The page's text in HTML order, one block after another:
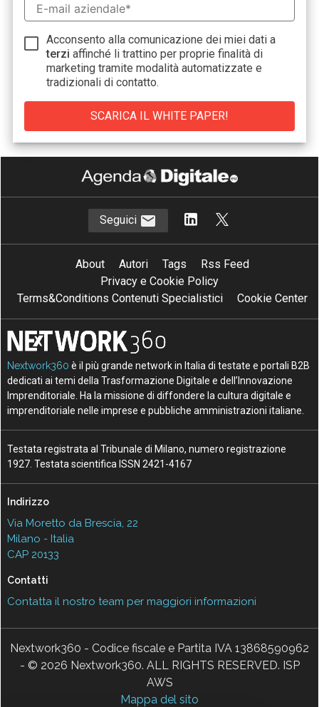
Acconsento alla comunicazione dei miei dati a
terzi affinché li trattino per proprie finalità di
marketing tramite modalità automatizzate e
tradizionali di contatto.
Seguici
About Autori Tags
Rss Feed
Privacy e Cookie Policy
Terms&Conditions Contenuti Specialistici
Cookie Center
Nextwork360 è il più grande network in Italia di testate e portali B2B
dedicati ai temi della Trasformazione Digitale e dell’Innovazione
Imprenditoriale. Ha la missione di diffondere la cultura digitale e
imprenditoriale nelle imprese e pubbliche amministrazioni italiane.
Testata registrata al Tribunale di Milano, numero registrazione
1927. Testata scientifica ISSN 2421-4167
Indirizzo
Via Moretto da Brescia, 22
Milano - Italia
CAP 20133
Contatti
Contatta il nostro team per maggiori informazioni
Nextwork360 - Codice fiscale e Partita IVA 13868590962
- © 2026 Nextwork360. ALL RIGHTS RESERVED. ISP
AWS
Mappa del sito